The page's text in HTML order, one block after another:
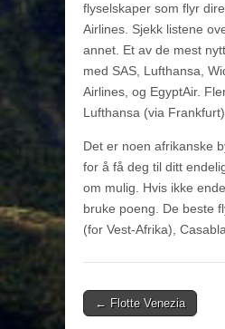
flyselskaper som flyr
Airlines. Sjekk listene
annet. Et av de mest
med SAS, Lufthansa,
Airlines, og EgyptAir.
Lufthansa (via
Det er noen afrikanske
for å få deg til ditt
om mulig. Hvis ikke
bruke poeng. De beste
(for Vest-Afrika),
Post
← Flotte Venezia